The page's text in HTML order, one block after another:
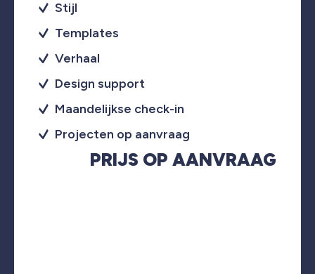
Stijl
Templates
Verhaal
Design support
Maandelijkse check-in
Projecten op aanvraag
PRIJS OP AANVRAAG